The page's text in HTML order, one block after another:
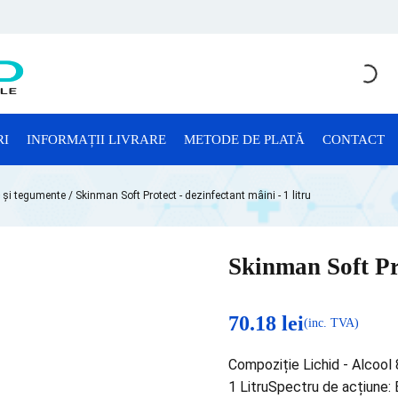
CONSUMABILE LABORATOR
Anatomie Patologică
INFORMAȚII LIVRARE METODE DE PLATĂ CONTACT
și tegumente / Skinman Soft Protect - dezinfectant mâini - 1 litru
Skinman Soft
70.18 lei(inc. TVA)
Compoziție Lichid - Alcool
1 LitruSpectru de acțiune: